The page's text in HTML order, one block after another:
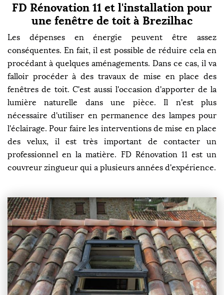
FD Rénovation 11 et l'installation pour
une fenêtre de toit à Brezilhac
Les dépenses en énergie peuvent être assez
conséquentes. En fait, il est possible de réduire cela en
procédant à quelques aménagements. Dans ce cas, il va
falloir procéder à des travaux de mise en place des
fenêtres de toit. C'est aussi l'occasion d'apporter de la
lumière naturelle dans une pièce. Il n'est plus
nécessaire d'utiliser en permanence des lampes pour
l'éclairage. Pour faire les interventions de mise en place
des velux, il est très important de contacter un
professionnel en la matière. FD Rénovation 11 est un
couvreur zingueur qui a plusieurs années d'expérience.